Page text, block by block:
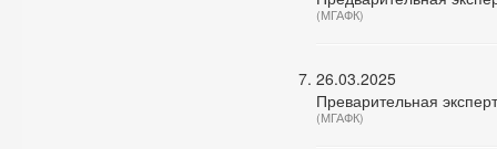
(МГАФК)
26.03.2025
Преварительная
(МГАФК)